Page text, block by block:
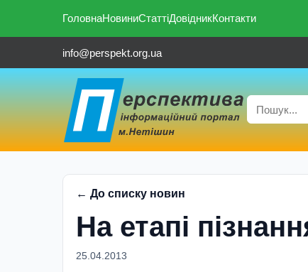
ГоловнаНовиниСтаттіДовідникКонтакти
info@perspekt.org.ua
← До списку новин
На етапі
25.04.2013